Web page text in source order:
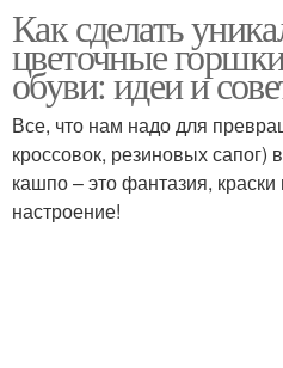
Как сделать
цветочные
обуви: идеи и
Все, что нам надо для
кроссовок, резиновых сапог)
кашпо – это фантазия,
настроение!